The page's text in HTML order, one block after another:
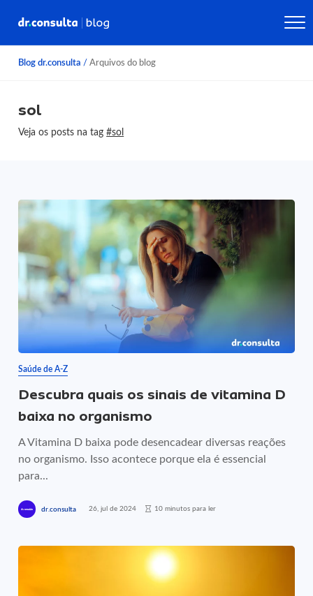
Blog dr.consulta / Arquivos do blog
sol
Veja os posts na tag#sol
Saúde de A-Z
Descubra quais os sinais de vitamina D
baixa no organismo
A Vitamina D baixa pode desencadear diversas reações
no organismo. Isso acontece porque ela é essencial
para...
dr.consulta 26, jul de 2024 10 minutos para ler